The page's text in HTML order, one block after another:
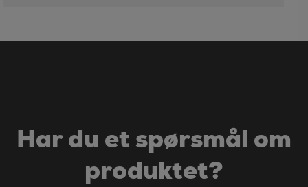
Har du et spørsmål om
produktet?